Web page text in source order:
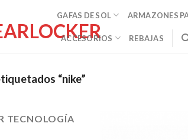
GAFAS DE SOL ARMAZONES
ACCESORIOS REBAJAS
“nike”
TECNOLOGÍA